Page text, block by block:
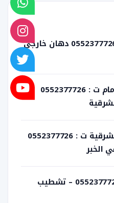
دهانات واجهات الخبر ت : 0552377726 دهان خارجي
تركيب مظلات سيارات بالدمام ت : 0552377726
تركيب ارضيات ايبوكسي الشرقية ت : 0552377726
الخبر
مقاول تشطيب الخبر ت: 0552377726 – تشطيب